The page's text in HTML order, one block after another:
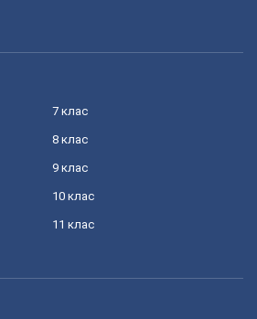
7 клас
8 клас
9 клас
10 клас
11 клас